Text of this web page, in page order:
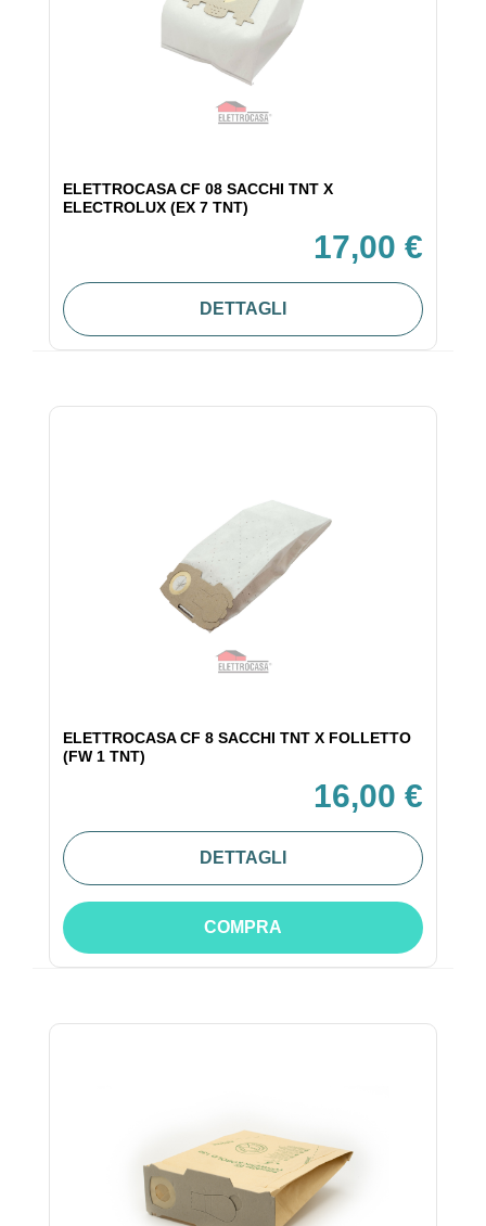
ELETTROCASA CF 08 SACCHI TNT X
ELECTROLUX (EX 7 TNT)
17,00 €
DETTAGLI
ELETTROCASA CF 8 SACCHI TNT X FOLLETTO
(FW 1 TNT)
16,00 €
DETTAGLI
COMPRA